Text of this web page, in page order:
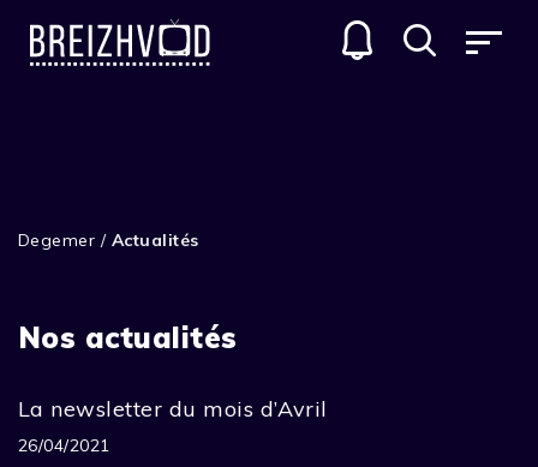
Degemer / Actualités
Nos actualités
La newsletter du mois d’Avril
26/04/2021